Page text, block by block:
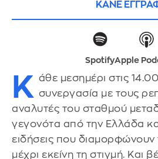
ΚΑΝΕ
SpotifyApple
Κ άθε μεσημέρι στις
συνεργασία με τους
αναλυτές του σταθμού
γεγονότα από την Ελλάδα
ειδήσεις που διαμορφώνουν
μέχρι εκείνη τη στιγμή. Και